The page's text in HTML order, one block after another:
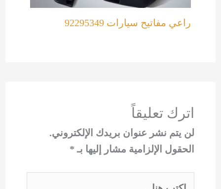
راعي مفاتيح سيارات 92295349
اترك تعليقاً
لن يتم نشر عنوان بريدك الإلكتروني.
الحقول الإلزامية مشار إليها بـ *